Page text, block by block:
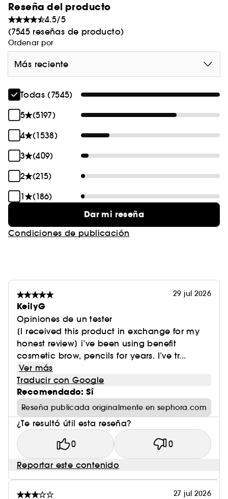
Reseña del producto
4.5/5
(7545 reseñas de producto)
Ordenar por
Más reciente
Todas (7545)
5
(5197)
4
(1538)
3
(409)
2
(215)
1
(186)
Dar mi reseña
Condiciones de publicación
29 jul 2026
KeilyG
Opiniones de un tester
[I received this product in exchange for my
honest review] i’ve been using benefit
cosmetic brow, pencils for years. I’ve tr...
Ver más
Traducir con Google
Recomendado: Sí
Reseña publicada originalmente en sephora.com
¿Te resultó útil esta reseña?
0 0
Reportar este contenido
27 jul 2026